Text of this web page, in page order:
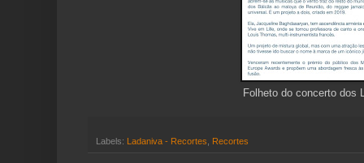
Folheto do concerto dos
Labels: Ladaniva - Recortes Recortes